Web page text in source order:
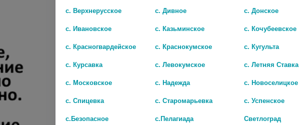
с. Верхнерусское
с. Дивное
с. Донское
с. Ивановское
с. Казьминское
с. Кочубеевское
с. Красногвардейское
с. Краснокумское
с. Кугульта
с. Курсавка
с. Левокумское
с. Летняя Ставка
с. Московское
с. Надежда
с. Новоселицкое
с. Спицевка
с. Старомарьевка
с. Успенское
с.Безопасное
с.Пелагиада
Светлоград